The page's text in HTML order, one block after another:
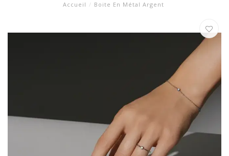
Accueil / Boite En Métal Argent